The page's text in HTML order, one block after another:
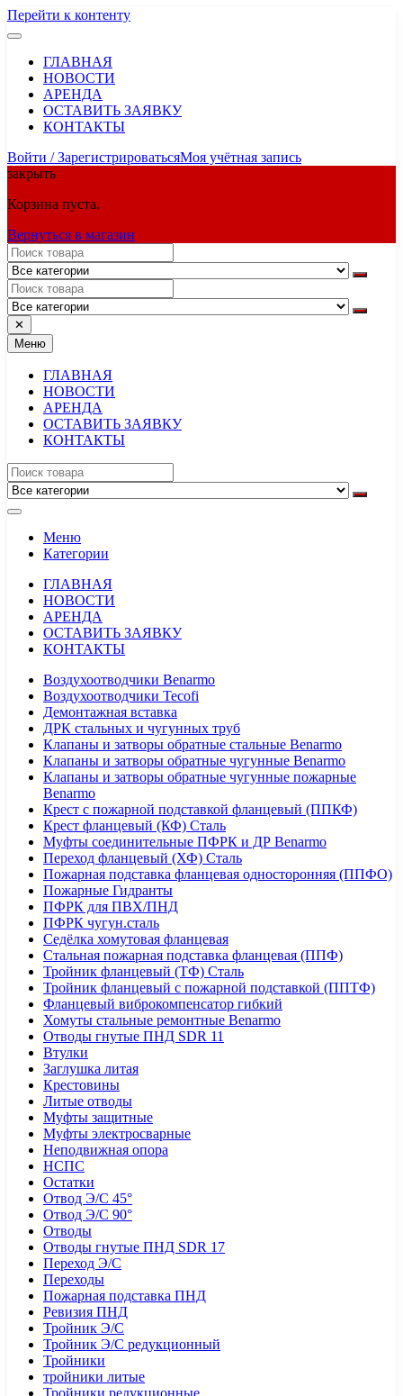
Перейти к контенту
ГЛАВНАЯ
НОВОСТИ
АРЕНДА
ОСТАВИТЬ ЗАЯВКУ
КОНТАКТЫ
Войти / ЗарегистрироватьсяМоя учётная запись
закрыть
Корзина пуста.
Вернуться в магазин
✕
Меню
ГЛАВНАЯ
НОВОСТИ
АРЕНДА
ОСТАВИТЬ ЗАЯВКУ
КОНТАКТЫ
Меню
Категории
ГЛАВНАЯ
НОВОСТИ
АРЕНДА
ОСТАВИТЬ ЗАЯВКУ
КОНТАКТЫ
Воздухоотводчики Benarmo
Воздухоотводчики Tecofi
Демонтажная вставка
ДРК стальных и чугунных труб
Клапаны и затворы обратные стальные Benarmo
Клапаны и затворы обратные чугунные Benarmo
Клапаны и затворы обратные чугунные пожарные
Benarmo
Крест с пожарной подставкой фланцевый (ППКФ)
Крест фланцевый (КФ) Сталь
Муфты соединительные ПФРК и ДР Benarmo
Переход фланцевый (ХФ) Сталь
Пожарная подставка фланцевая односторонняя (ППФО)
Пожарные Гидранты
ПФРК для ПВХ/ПНД
ПФРК чугун.сталь
Седёлка хомутовая фланцевая
Стальная пожарная подставка фланцевая (ППФ)
Тройник фланцевый (ТФ) Сталь
Тройник фланцевый с пожарной подставкой (ППТФ)
Фланцевый виброкомпенсатор гибкий
Хомуты стальные ремонтные Benarmo
Отводы гнутые ПНД SDR 11
Втулки
Заглушка литая
Крестовины
Литые отводы
Муфты защитные
Муфты электросварные
Неподвижная опора
НСПС
Остатки
Отвод Э/С 45°
Отвод Э/С 90°
Отводы
Отводы гнутые ПНД SDR 17
Переход Э/С
Переходы
Пожарная подставка ПНД
Ревизия ПНД
Тройник Э/С
Тройник Э/С редукционный
Тройники
тройники литые
Тройники редукционные